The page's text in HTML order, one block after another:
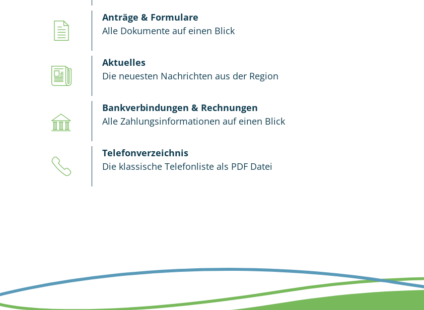
Anträge & Formulare
Alle Dokumente auf einen Blick
Aktuelles
Die neuesten Nachrichten aus der Region
Bankverbindungen & Rechnungen
Alle Zahlungsinformationen auf einen Blick
Telefonverzeichnis
Die klassische Telefonliste als PDF Datei